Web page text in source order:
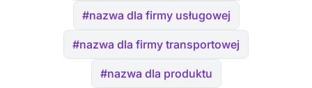
#nazwa dla firmy usługowej
#nazwa dla firmy transportowej
#nazwa dla produktu